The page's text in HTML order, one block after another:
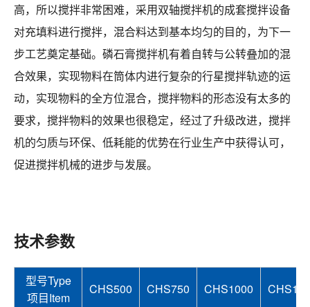
高，所以搅拌非常困难，采用双轴搅拌机的成套搅拌设备
对充填料进行搅拌，混合料达到基本均匀的目的，为下一
步工艺奠定基础。磷石膏搅拌机有着自转与公转叠加的混
合效果，实现物料在筒体内进行复杂的行星搅拌轨迹的运
动，实现物料的全方位混合，搅拌物料的形态没有太多的
要求，搅拌物料的效果也很稳定，经过了升级改进，搅拌
机的匀质与环保、低耗能的优势在行业生产中获得认可，
促进搅拌机械的进步与发展。
技术参数
型号Type
项目Item
CHS500 CHS750 CHS1000